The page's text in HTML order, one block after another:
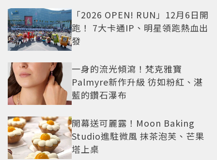
「2026 OPEN! RUN」12月6日開
跑！ 7大卡通IP、明星領跑熱血出
發
一身的流光傾瀉！梵克雅寶
Palmyre新作升級 彷如粉紅、湛
藍的鑽石瀑布
開幕送可麗露！Moon Baking
Studio進駐微風 抹茶泡芙、芒果
塔上桌